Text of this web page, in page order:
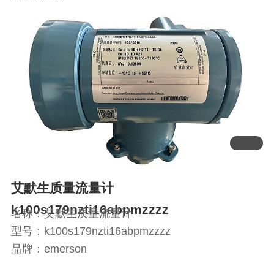
艾默生质量流量计
k100s179nzti16abpmzzzz
名称：艾默生质量流量计
型号：k100s179nzti16abpmzzzz
品牌：emerson